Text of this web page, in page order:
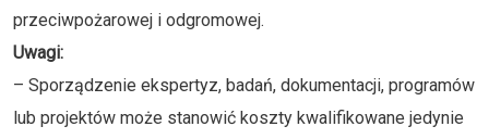
przeciwpożarowej i odgromowej.
Uwagi:
– Sporządzenie ekspertyz, badań, dokumentacji, programów
lub projektów może stanowić koszty kwalifikowane jedynie